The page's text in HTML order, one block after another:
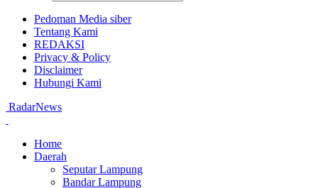
Pedoman Media siber
Tentang Kami
REDAKSI
Privacy & Policy
Disclaimer
Hubungi Kami
RadarNews
Home
Daerah
Seputar Lampung
Bandar Lampung